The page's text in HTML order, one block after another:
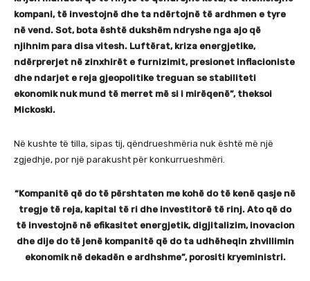
kompani, të investojnë dhe ta ndërtojnë të ardhmen e tyre
në vend. Sot, bota është dukshëm ndryshe nga ajo që
njihnim para disa vitesh. Luftërat, kriza energjetike,
ndërprerjet në zinxhirët e furnizimit, presionet inflacioniste
dhe ndarjet e reja gjeopolitike treguan se stabiliteti
ekonomik nuk mund të merret më si i mirëqenë”, theksoi
Mickoski.
Në kushte të tilla, sipas tij, qëndrueshmëria nuk është më një
zgjedhje, por një parakusht për konkurrueshmëri.
“Kompanitë që do të përshtaten me kohë do të kenë qasje në
tregje të reja, kapital të ri dhe investitorë të rinj. Ato që do
të investojnë në efikasitet energjetik, digjitalizim, inovacion
dhe dije do të jenë kompanitë që do ta udhëheqin zhvillimin
ekonomik në dekadën e ardhshme”, porositi kryeministri.